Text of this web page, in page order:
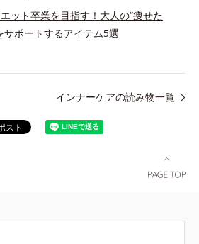
ット卒業を目指す！大人の“痩せた
サポートするアイテム5選
インナーケアの読み物一覧